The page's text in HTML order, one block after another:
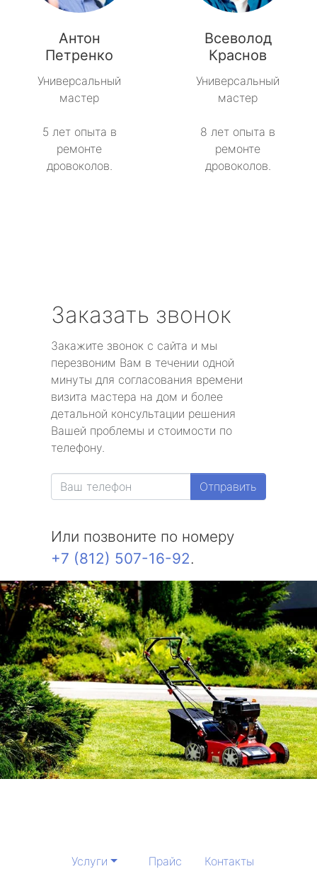
Антон
Петренко
Универсальный
мастер
5 лет опыта в
ремонте
дровоколов.
Всеволод
Краснов
Универсальный
мастер
8 лет опыта в
ремонте
дровоколов.
Заказать звонок
Закажите звонок с сайта и мы
перезвоним Вам в течении одной
минуты для согласования времени
визита мастера на дом и более
детальной консультации решения
Вашей проблемы и стоимости по
телефону.
Отправить
Или позвоните по номеру
+7 (812) 507-16-92.
Услуги Прайс Контакты